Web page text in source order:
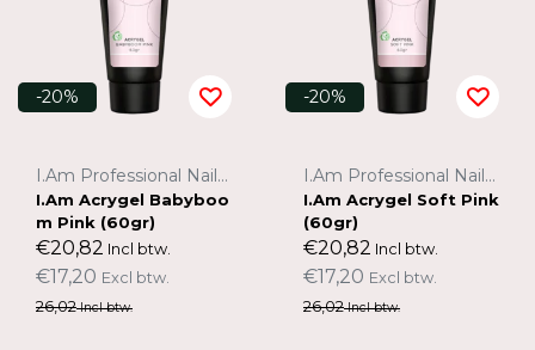
-20%
I.Am Professional Nail Systems
I.Am Acrygel Babyboo
m Pink (60gr)
€20,82 Incl btw.
€17,20 Excl btw.
26,02Incl btw.
-20%
I.Am Professional Nail Systems
I.Am Acrygel Soft Pink
(60gr)
€20,82 Incl btw.
€17,20 Excl btw.
26,02Incl btw.